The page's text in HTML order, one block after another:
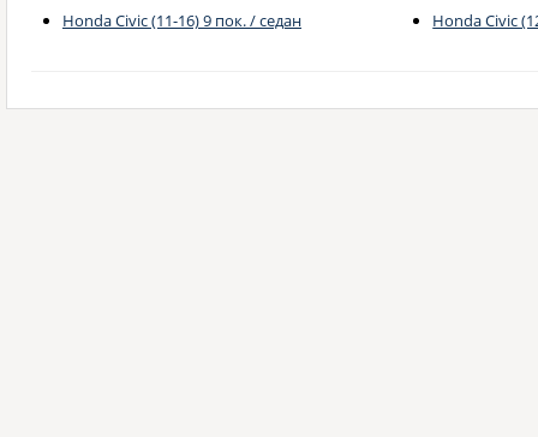
Honda Civic (11-16) 9 пок. / седан Honda Civic